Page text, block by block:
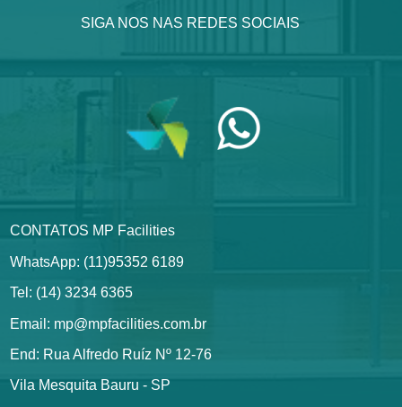
SIGA NOS NAS REDES SOCIAIS
CONTATOS MP Facilities
WhatsApp: (11)95352 6189
Tel: (14) 3234 6365
Email: mp@mpfacilities.com.br
End: Rua Alfredo Ruíz Nº 12-76
Vila Mesquita Bauru - SP